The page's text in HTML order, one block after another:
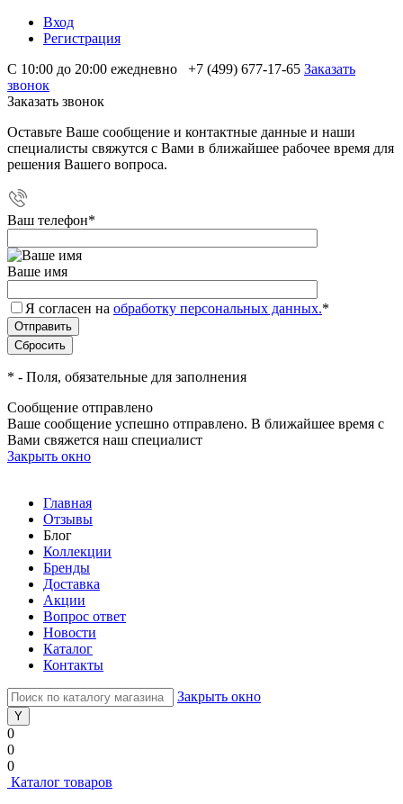
Вход
Регистрация
С 10:00 до 20:00 ежедневно
+7 (499) 677-17-65 Заказать
звонок
Заказать звонок
Оставьте Ваше сообщение и контактные данные и наши
специалисты свяжутся с Вами в ближайшее рабочее время для
решения Вашего вопроса.
Ваш телефон*
Ваше имя
Я согласен на обработку персональных данных.*
* - Поля, обязательные для заполнения
Сообщение отправлено
Ваше сообщение успешно отправлено. В ближайшее время с
Вами свяжется наш специалист
Закрыть окно
Главная
Отзывы
Блог
Коллекции
Бренды
Доставка
Акции
Вопрос ответ
Новости
Каталог
Контакты
Закрыть окно
0
0
0
Каталог товаров